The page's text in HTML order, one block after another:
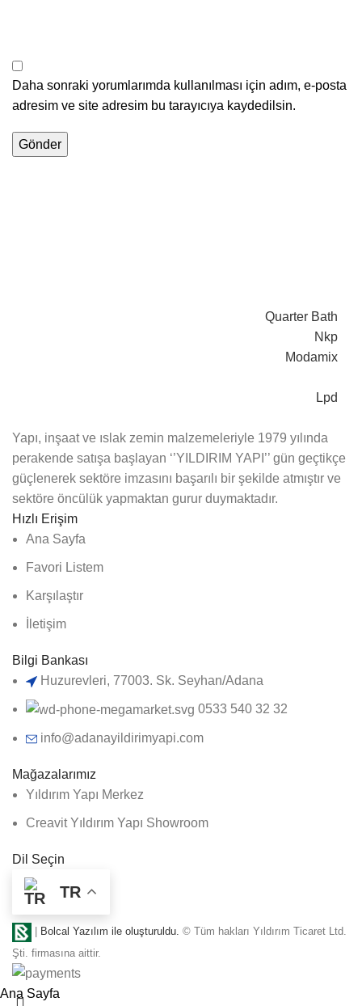
Daha sonraki yorumlarımda kullanılması için adım, e-posta
adresim ve site adresim bu tarayıcıya kaydedilsin.
Quarter Bath
Nkp
Modamix
Lpd
Yapı, inşaat ve ıslak zemin malzemeleriyle 1979 yılında
perakende satışa başlayan ‘’YILDIRIM YAPI’’ gün geçtikçe
güçlenerek sektöre imzasını başarılı bir şekilde atmıştır ve
sektöre öncülük yapmaktan gurur duymaktadır.
Hızlı Erişim
Ana Sayfa
Favori Listem
Karşılaştır
İletişim
Bilgi Bankası
Huzurevleri, 77003. Sk. Seyhan/Adana
0533 540 32 32
info@adanayildirimyapi.com
Mağazalarımız
Yıldırım Yapı Merkez
Creavit Yıldırım Yapı Showroom
Dil Seçin
TR
Bolcal Yazılım ile oluşturuldu. © Tüm hakları Yıldırım Ticaret Ltd.
Şti. firmasına aittir.
Ana Sayfa